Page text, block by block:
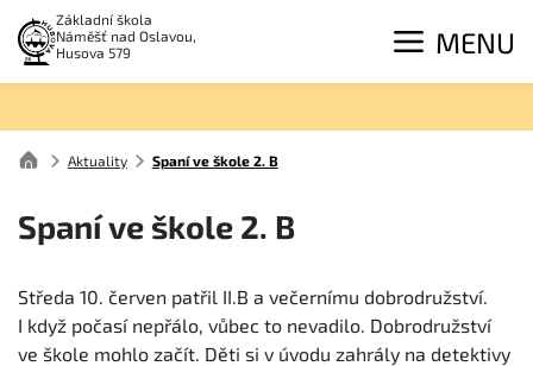
Základní škola
Náměšť nad Oslavou,
Husova 579
MENU
Aktuality Spaní ve škole 2. B
Spaní ve škole 2. B
Středa 10. červen patřil II.B a večernímu dobrodružství.
I když počasí nepřálo, vůbec to nevadilo. Dobrodružství
ve škole mohlo začít. Děti si v úvodu zahrály na detektivy